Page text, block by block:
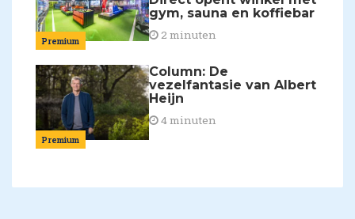
Premium
gym, sauna en koffiebar
2 minuten
Premium
Column: De
vezelfantasie van Albert
Heijn
4 minuten